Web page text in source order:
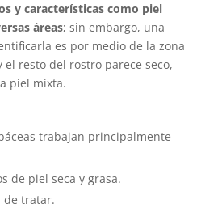
y características como piel
áreas; sin embargo, una
es por medio de la zona
el resto del rostro parece seco,
piel mixta.
trabajan principalmente
de piel seca y grasa.
de tratar.